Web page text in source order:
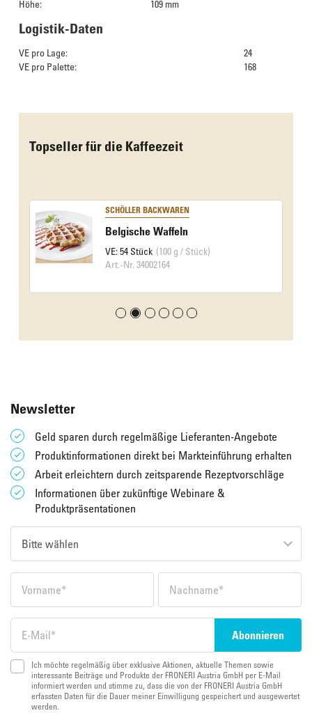
Höhe: 109 mm
Logistik-Daten
VE pro Lage:
24
VE pro Palette:
168
Topseller für die Kaffeezeit
SCHÖLLER BACKWAREN
Belgische Waffeln
VE: 54 Stück (100 g / Stück)
Art.-Nr. 34002164
Newsletter
Geld sparen durch regelmäßige Lieferanten-Angebote
Produktinformationen direkt bei Markteinführung erhalten
Arbeit erleichtern durch zeitsparende Rezeptvorschläge
Informationen über zukünftige Webinare &
Produktpräsentationen
Ich möchte regelmäßig über exklusive Aktionen, aktuelle Themen sowie
interessante Beiträge und Produkte der FRONERI Austria GmbH per E-Mail
informiert werden und stimme zu, dass die von der FRONERI Austria GmbH
erfassten Daten für die Dauer meiner Einwilligung gespeichert und ausgewertet
werden.